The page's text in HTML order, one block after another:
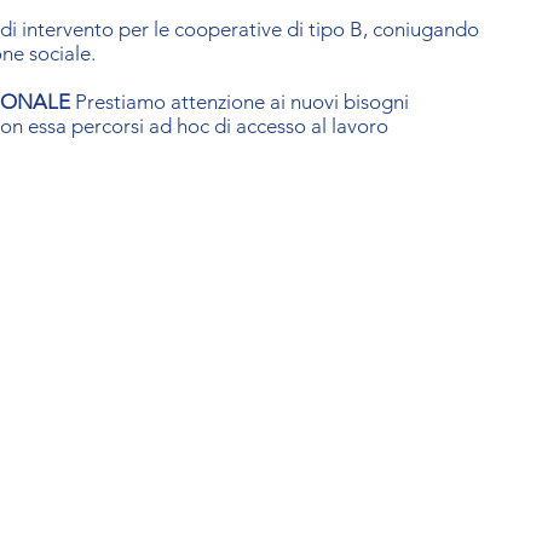
intervento per le cooperative di tipo B, coniugando
sociale.
Prestiamo attenzione ai nuovi bisogni
essa percorsi ad hoc di accesso al lavoro